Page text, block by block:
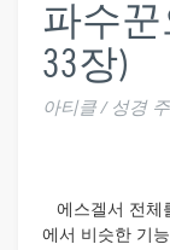
파수꾼
33장)
아티클 / 성경
에스겔서 전체
에서 비슷한 기